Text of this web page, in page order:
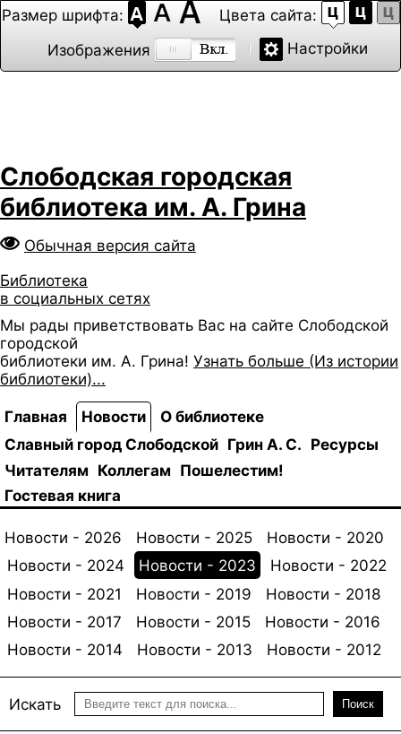
Размер шрифта:
Цвета сайта:
Изображения
Настройки
Слободская городская
библиотека им. А. Грина
Обычная версия сайта
Библиотека
в социальных сетях
Мы рады приветствовать Вас на сайте Слободской
городской
библиотеки им. А. Грина! Узнать больше (Из истории
библиотеки)...
Главная Новости
О библиотеке
Славный город Слободской Грин А. С. Ресурсы
Читателям Коллегам Пошелестим!
Гостевая книга
Новости - 2026 Новости - 2025
Новости - 2020
Новости - 2024
Новости - 2023
Новости - 2022
Новости - 2021
Новости - 2019
Новости - 2018
Новости - 2017
Новости - 2015
Новости - 2016
Новости - 2014
Новости - 2013 Новости - 2012
Искать Поиск